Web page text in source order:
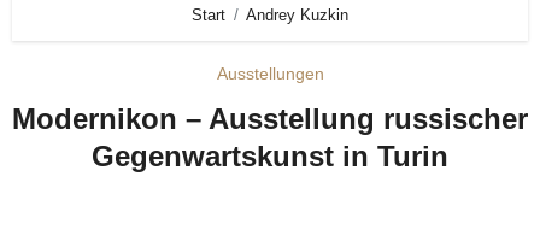
Start Andrey Kuzkin
Ausstellungen
Modernikon – Ausstellung russischer
Gegenwartskunst in Turin